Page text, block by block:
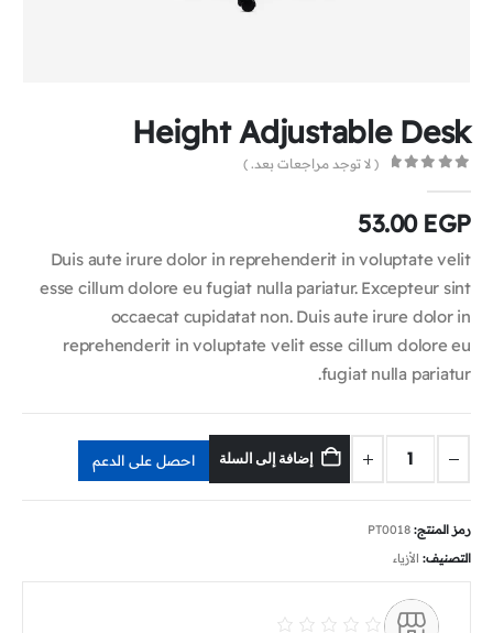
Height Adjustable Desk
( لا توجد مراجعات بعد. )
53.00 EGP
Duis aute irure dolor in reprehenderit in voluptate velit
esse cillum dolore eu fugiat nulla pariatur. Excepteur sint
occaecat cupidatat non. Duis aute irure dolor in
reprehenderit in voluptate velit esse cillum dolore eu
fugiat nulla pariatur.
إضافة إلى السلة احصل على الدعم
رمز المنتج: PT0018
التصنيف: الأزياء